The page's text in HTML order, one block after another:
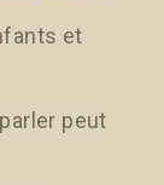
et
peut